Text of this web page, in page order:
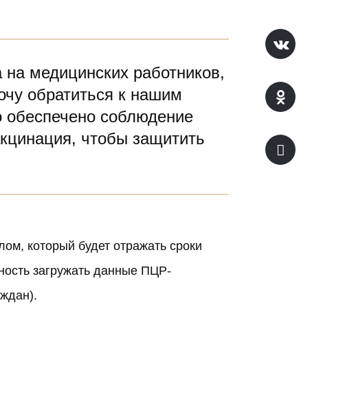
медицинских работников,
обратиться к нашим
соблюдение
чтобы защитить
который будет отражать сроки
загружать данные ПЦР-